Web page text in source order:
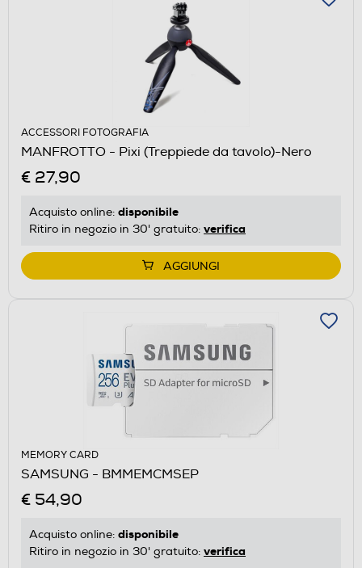
ACCESSORI FOTOGRAFIA
MANFROTTO - Pixi (Treppiede da tavolo)-Nero
€ 27,90
Acquisto online: disponibile
Ritiro in negozio in 30' gratuito: verifica
AGGIUNGI
MEMORY CARD
SAMSUNG - BMMEMCMSEP
€ 54,90
Acquisto online: disponibile
Ritiro in negozio in 30' gratuito: verifica